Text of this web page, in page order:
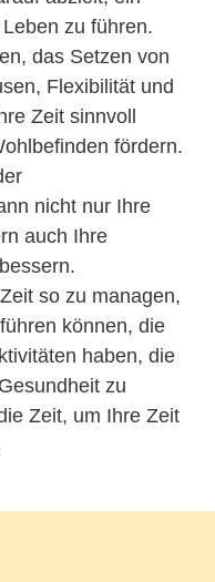
zu führen.
das Setzen von
Flexibilität und
Zeit sinnvoll
fördern.
nicht nur Ihre
auch Ihre
so zu managen,
können, die
haben, die
zu
Zeit, um Ihre Zeit